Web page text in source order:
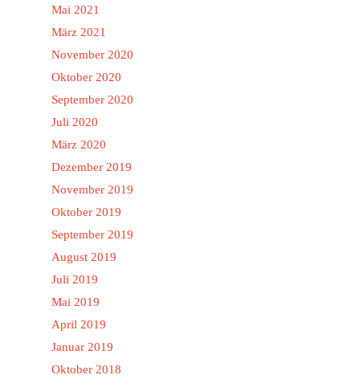
Mai 2021
März 2021
November 2020
Oktober 2020
September 2020
Juli 2020
März 2020
Dezember 2019
November 2019
Oktober 2019
September 2019
August 2019
Juli 2019
Mai 2019
April 2019
Januar 2019
Oktober 2018